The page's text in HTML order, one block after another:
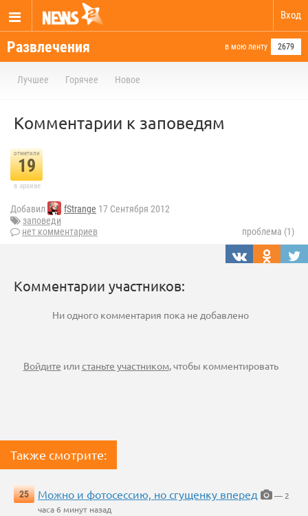
Вход
Развлечения в мою ленту 2679
Лучшее Горячее Новое
Комментарии к заповедям
отметили
19
в архиве
Добавил fStrange 17 Сентября 2012
заповеди
нет комментариев
проблема (1)
Комментарии участников:
Ни одного комментария пока не добавлено
Войдите илистаньте участником, чтобы комментировать
Также смотрите:
25 Можно и фотосессию, но сгущенку вперед
— 2
часа 6 минут назад